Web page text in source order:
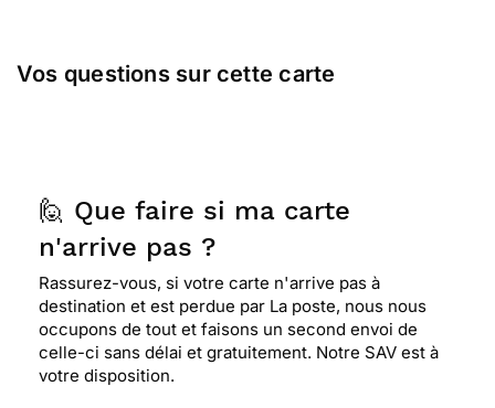
Vos questions sur cette carte
🙋 Que faire si ma carte
n'arrive pas ?
Rassurez-vous, si votre carte n'arrive pas à
destination et est perdue par La poste, nous nous
occupons de tout et faisons un second envoi de
celle-ci sans délai et gratuitement. Notre SAV est à
votre disposition.